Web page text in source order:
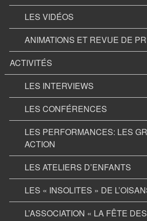
LES VIDÉOS
ANIMATIONS ET REVUE DE
ACTIVITÉS
LES INTERVIEWS
LES CONFÉRENCES
LES PERFORMANCES: LES
ACTION
LES ATELIERS D’ENFANTS
LES « INSOLITES » DE
L’ASSOCIATION « LA FÊTE